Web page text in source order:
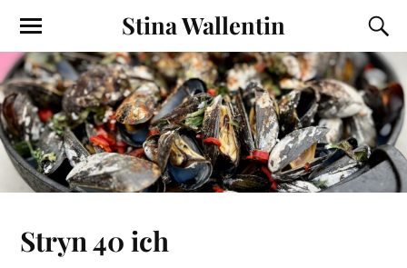
Stina Wallentin
Stryn 40 ich